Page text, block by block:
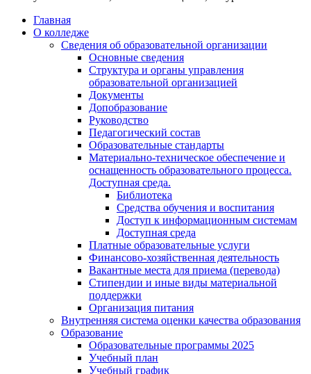
Главная
О колледже
Сведения об образовательной организации
Основные сведения
Структура и органы управления
образовательной организацией
Документы
Допобразование
Руководство
Педагогический состав
Образовательные стандарты
Материально-техническое обеспечение и
оснащенность образовательного процесса.
Доступная среда.
Библиотека
Средства обучения и воспитания
Доступ к информационным системам
Доступная среда
Платные образовательные услуги
Финансово-хозяйственная деятельность
Вакантные места для приема (перевода)
Стипендии и иные виды материальной
поддержки
Организация питания
Внутренняя система оценки качества образования
Образование
Образовательные программы 2025
Учебный план
Учебный график